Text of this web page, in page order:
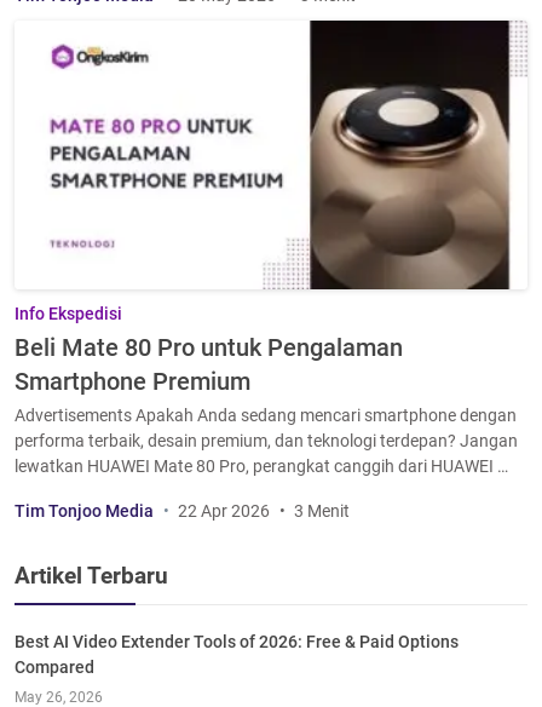
Info Ekspedisi
Beli Mate 80 Pro untuk Pengalaman
Smartphone Premium
Advertisements Apakah Anda sedang mencari smartphone dengan
performa terbaik, desain premium, dan teknologi terdepan? Jangan
lewatkan HUAWEI Mate 80 Pro, perangkat canggih dari HUAWEI …
Tim Tonjoo Media 22 Apr 2026 3 Menit
Artikel Terbaru
Best AI Video Extender Tools of 2026: Free & Paid Options
Compared
May 26, 2026